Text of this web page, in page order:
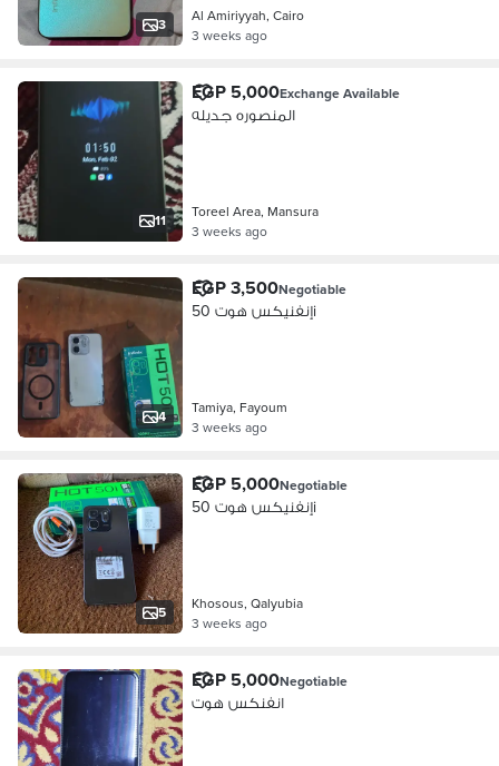
3
Al Amiriyyah, Cairo
3 weeks ago
11
EGP 5,000Exchange Available
المنصوره جديله
Toreel Area, Mansura
3 weeks ago
4
EGP 3,500Negotiable
إنفنيكس هوت 50i
Tamiya, Fayoum
3 weeks ago
5
EGP 5,000Negotiable
إنفنيكس هوت 50i
Khosous, Qalyubia
3 weeks ago
EGP 5,000Negotiable
انفنكس هوت